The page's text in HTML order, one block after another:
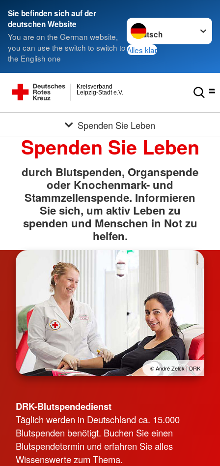
Sie befinden sich auf der
deutschen Website
You are on the German website,
you can use the switch to switch to
the English one
Sprache wechseln zu
Alles klar
Leipzig-Stadt e.V.
Kreisverband
Spenden Sie Leben
Spenden Sie Leben
durch Blutspenden, Organspende
oder Knochenmark- und
Stammzellenspende. Informieren
Sie sich, um aktiv Leben zu
spenden und Menschen in Not zu
helfen.
© André Zelck | DRK
DRK-Blutspendedienst
Täglich werden in Deutschland ca. 15.000
Blutspenden benötigt. Buchen Sie einen
Blutspendetermin und erfahren Sie alles
Wissenswerte zum Thema.